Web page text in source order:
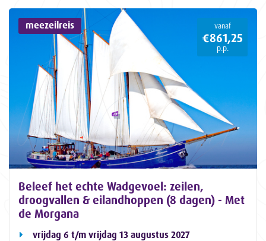
meezeilreis vanaf
€861,25
p.p.
Beleef het echte Wadgevoel: zeilen,
droogvallen & eilandhoppen (8 dagen) - Met
de Morgana
vrijdag 6 t/m vrijdag 13 augustus 2027